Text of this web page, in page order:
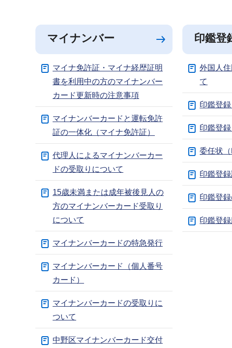
マイナンバー
マイナ免許証・マイナ経歴証明
書を利用中の方のマイナンバー
カード更新時の注意事項
マイナンバーカードと運転免許
証の一体化（マイナ免許証）
代理人によるマイナンバーカー
ドの受取りについて
15歳未満または成年被後見人の
方のマイナンバーカード受取り
について
マイナンバーカードの特急発行
マイナンバーカード（個人番号
カード）
マイナンバーカードの受取りに
ついて
中野区マイナンバーカード交付
印鑑登
外国人
て
印鑑登録
印鑑登録
委任状（
印鑑登
印鑑登
印鑑登